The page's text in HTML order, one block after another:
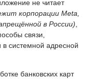
не читает
корпорации Meta,
в России)
связи,
системной адресной
банковских карт